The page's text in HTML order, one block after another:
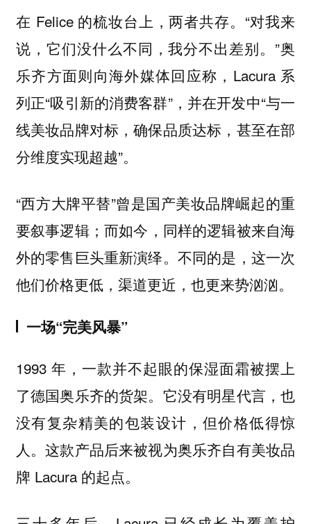
在 Felice 的梳妆台上，两者共存。“对我来
说，它们没什么不同，我分不出差别。”奥
乐齐方面则向海外媒体回应称，Lacura 系
列正“吸引新的消费客群”，并在开发中“与一
线美妆品牌对标，确保品质达标，甚至在部
分维度实现超越”。
“西方大牌平替”曾是国产美妆品牌崛起的重
要叙事逻辑；而如今，同样的逻辑被来自海
外的零售巨头重新演绎。不同的是，这一次
他们价格更低，渠道更近，也更来势汹汹。
一场“完美风暴”
1993 年，一款并不起眼的保湿面霜被摆上
了德国奥乐齐的货架。它没有明星代言，也
没有复杂精美的包装设计，但价格低得惊
人。这款产品后来被视为奥乐齐自有美妆品
牌 Lacura 的起点。